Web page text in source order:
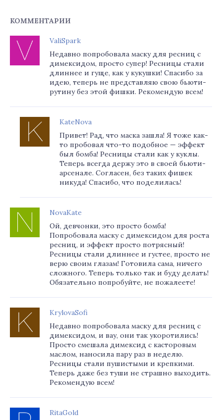
КОММЕНТАРИИ
ValiSpark
Недавно попробовала маску для ресниц с
димексидом, просто супер! Ресницы стали
длиннее и гуще, как у кукушки! Спасибо за
идею, теперь не представляю свою бьюти-
рутину без этой фишки. Рекомендую всем!
KateNova
Привет! Рад, что маска зашла! Я тоже как-
то пробовал что-то подобное — эффект
был бомба! Ресницы стали как у куклы.
Теперь всегда держу это в своей бьюти-
арсенале. Согласен, без таких фишек
никуда! Спасибо, что поделилась!
NovaKate
Ой, девчонки, это просто бомба!
Попробовала маску с димексидом для роста
ресниц, и эффект просто потрясный!
Ресницы стали длиннее и густее, просто не
верю своим глазам! Готовила сама, ничего
сложного. Теперь только так и буду делать!
Обязательно попробуйте, не пожалеете!
KrylovaSofi
Недавно попробовала маску для ресниц с
димексидом, и вау, они так укоротились!
Просто смешала димексид с касторовым
маслом, наносила пару раз в неделю.
Ресницы стали пушистыми и крепкими.
Теперь даже без туши не страшно выходить.
Рекомендую всем!
RitaGold